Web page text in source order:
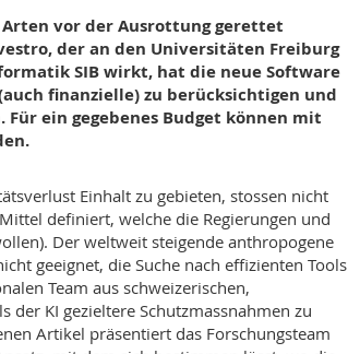
vor der Ausrottung gerettet
der an den Universitäten Freiburg
SIB wirkt, hat die neue Software
finanzielle) zu berücksichtigen und
ein gegebenes Budget können mit
Einhalt zu gebieten, stossen nicht
definiert, welche die Regierungen und
Der weltweit steigende anthropogene
geeignet, die Suche nach effizienten Tools
Team aus schweizerischen,
KI gezieltere Schutzmassnahmen zu
Artikel präsentiert das Forschungsteam